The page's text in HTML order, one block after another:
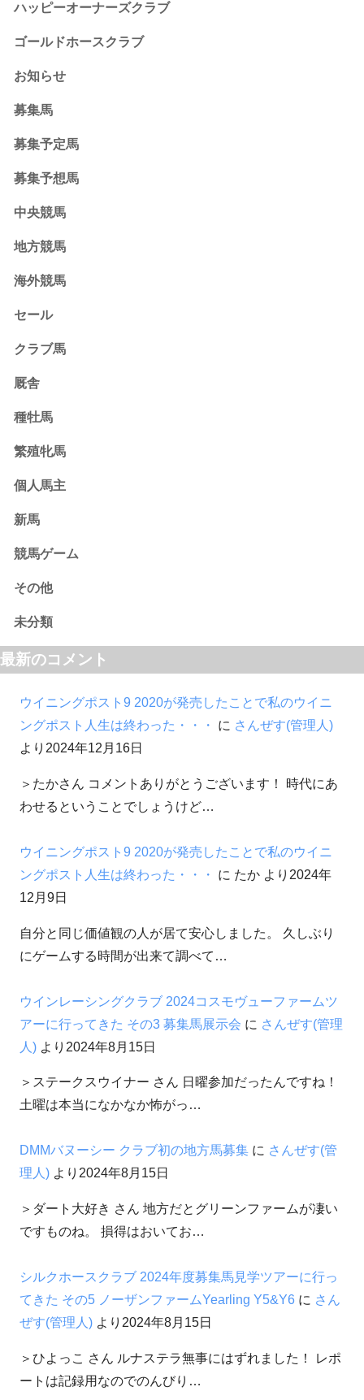
ハッピーオーナーズクラブ
ゴールドホースクラブ
お知らせ
募集馬
募集予定馬
募集予想馬
中央競馬
地方競馬
海外競馬
セール
クラブ馬
厩舎
種牡馬
繁殖牝馬
個人馬主
新馬
競馬ゲーム
その他
未分類
最新のコメント
ウイニングポスト9 2020が発売したことで私のウイニ
ングポスト人生は終わった・・・
に さんぜす(管理人)
より 2024年12月16日
＞たかさん コメントありがとうございます！ 時代にあ
わせるということでしょうけど…
ウイニングポスト9 2020が発売したことで私のウイニ
ングポスト人生は終わった・・・
に たか より 2024年
12月9日
自分と同じ価値観の人が居て安心しました。 久しぶり
にゲームする時間が出来て調べて…
ウインレーシングクラブ 2024コスモヴューファームツ
アーに行ってきた その3 募集馬展示会 に さんぜす(管理
人) より 2024年8月15日
＞ステークスウイナー さん 日曜参加だったんですね！
土曜は本当になかなか怖がっ…
DMMバヌーシー クラブ初の地方馬募集 に さんぜす(管
理人) より 2024年8月15日
＞ダート大好き さん 地方だとグリーンファームが凄い
ですものね。 損得はおいてお…
シルクホースクラブ 2024年度募集馬見学ツアーに行っ
てきた その5 ノーザンファームYearling Y5&Y6 に さん
ぜす(管理人) より 2024年8月15日
＞ひよっこ さん ルナステラ無事にはずれました！ レポ
ートは記録用なのでのんびり…